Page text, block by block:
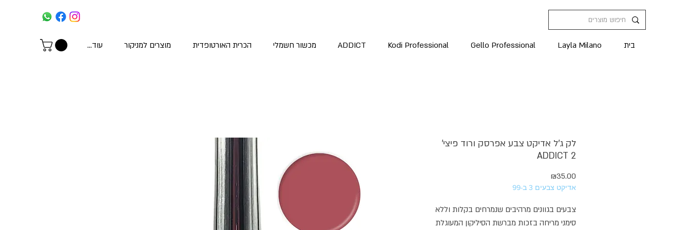
בית Layla Milano
Gello Professional
Kodi Professional
ADDICT מכשור חשמלי הכרית האורטופדית מוצרים למניקור עוד...
לק ג'ל אדיקט צבע אפרסק ורוד פיצי'
ADDICT 2
₪35.00
אדיקט צבעים 3 ב-99
צבעים בגוונים מרהיבים שנמרחים בקלות וללא
סימני מריחה בזכות מברשת הסיליקון המעוגלת